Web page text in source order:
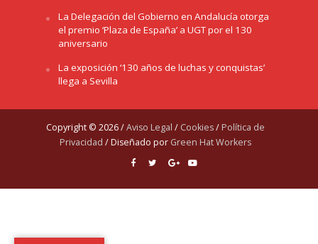
La Delegación del Gobierno en Andalucía otorga
el premio ‘Plaza de España’ a UGT por el 130
aniversario
La exposición ‘130 años de luchas y conquistas’
llega a Sevilla
Copyright © 2026 /Aviso Legal / Cookies/ Política de
Privacidad / Diseñado por Green Hat Workers